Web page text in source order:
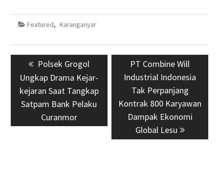
Featured, Karanganyar
Navigasi
Previous
post:
Polsek Grogol
Ungkap Drama Kejar-
kejaran Saat Tangkap
Satpam Bank Pelaku
Curanmor
Next
post:
PT Combine Will
Industrial Indonesia
Tak Perpanjang
Kontrak 800 Karyawan
Dampak Ekonomi
Global Lesu